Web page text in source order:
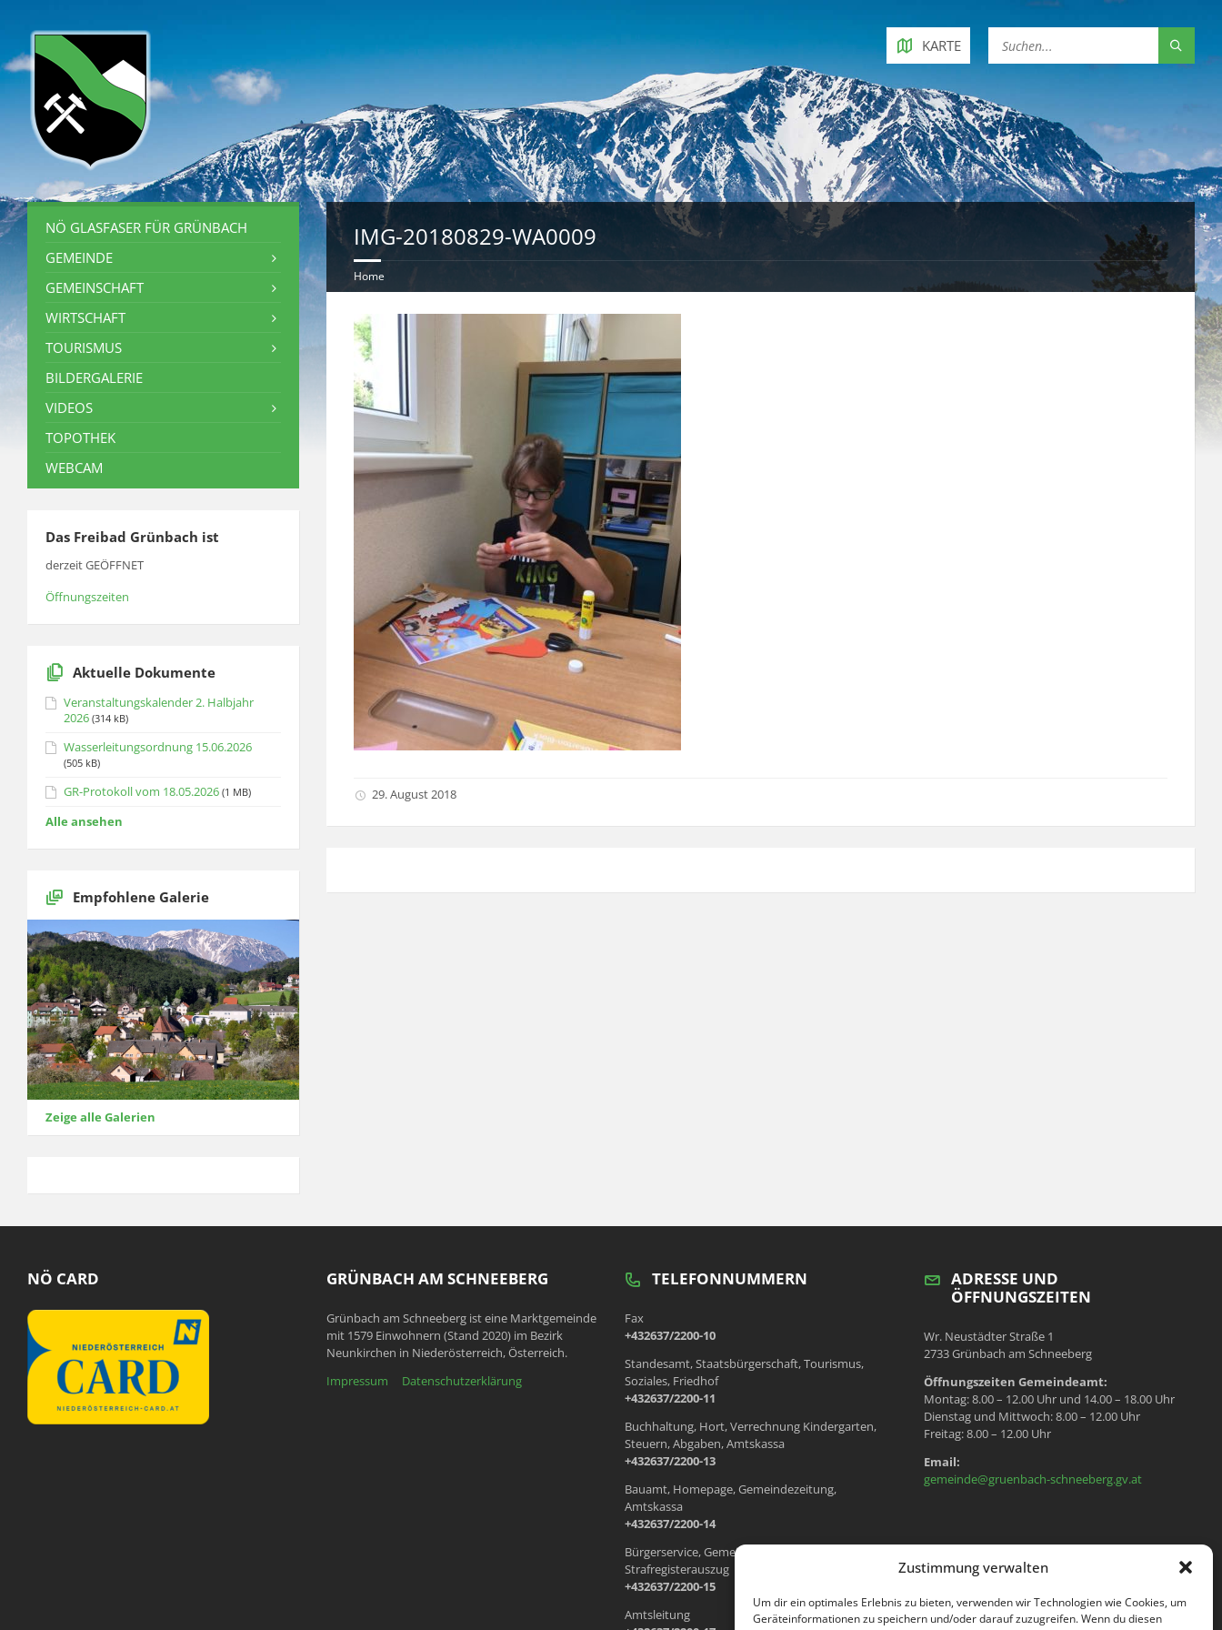
Zustimmung verwalten
Um dir ein optimales Erlebnis zu bieten, verwenden wir Technologien wie Cookies, um
Geräteinformationen zu speichern und/oder darauf zuzugreifen. Wenn du diesen
KARTE
IMG-20180829-WA0009
Home
29. August 2018
NÖ GLASFASER FÜR GRÜNBACH
GEMEINDE
GEMEINSCHAFT
WIRTSCHAFT
TOURISMUS
BILDERGALERIE
VIDEOS
TOPOTHEK
WEBCAM
Das Freibad Grünbach ist
derzeit GEÖFFNET
Öffnungszeiten
Aktuelle Dokumente
Veranstaltungskalender 2. Halbjahr
2026 (314 kB)
Wasserleitungsordnung 15.06.2026
(505 kB)
GR-Protokoll vom 18.05.2026 (1 MB)
Alle ansehen
Empfohlene Galerie
Zeige alle Galerien
NÖ CARD GRÜNBACH AM SCHNEEBERG
Grünbach am Schneeberg ist eine Marktgemeinde
mit 1579 Einwohnern (Stand 2020) im Bezirk
Neunkirchen in Niederösterreich, Österreich.
Impressum
Datenschutzerklärung
TELEFONNUMMERN
Fax
+432637/2200-10
Standesamt, Staatsbürgerschaft, Tourismus,
Soziales, Friedhof
+432637/2200-11
Buchhaltung, Hort, Verrechnung Kindergarten,
Steuern, Abgaben, Amtskassa
+432637/2200-13
Bauamt, Homepage, Gemeindezeitung,
Amtskassa
+432637/2200-14
Bürgerservice, Gemeindewohnungen, Meldeamt,
Strafregisterauszug
+432637/2200-15
Amtsleitung
ADRESSE UND
ÖFFNUNGSZEITEN
Wr. Neustädter Straße 1
2733 Grünbach am Schneeberg
Öffnungszeiten Gemeindeamt:
Montag: 8.00 – 12.00 Uhr und 14.00 – 18.00 Uhr
Dienstag und Mittwoch: 8.00 – 12.00 Uhr
Freitag: 8.00 – 12.00 Uhr
Email:
gemeinde@gruenbach-schneeberg.gv.at